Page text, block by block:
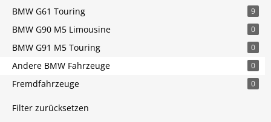
BMW G61 Touring 9
BMW G90 M5 Limousine 0
BMW G91 M5 Touring 0
Andere BMW Fahrzeuge 0
Fremdfahrzeuge 0
Filter zurücksetzen